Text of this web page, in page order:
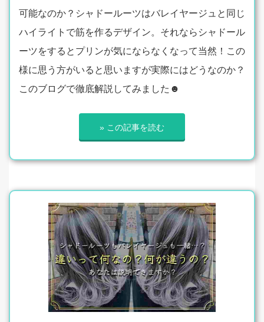
可能なのか？シャドールーツはバレイヤージュと同じ
ハイライトで筋を作るデザイン。それならシャドール
ーツをするとプリンが気にならなくなって当然！この
様に思う方がいると思いますが実際にはどうなのか？
このブログで徹底解説してみました☻
» この記事を読む